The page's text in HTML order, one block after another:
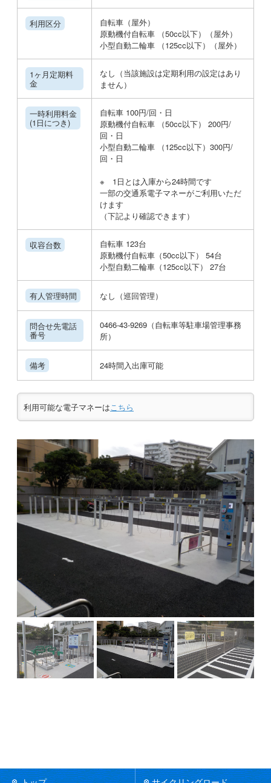
利用区分
自転車（屋外）
原動機付自転車 （50cc以下）（屋外）
小型自動二輪車 （125cc以下）（屋外）
1ヶ月定期料
金
なし（当該施設は定期利用の設定はあり
ません）
一時利用料金
(1日につき)
自転車 100円/回・日
原動機付自転車 （50cc以下） 200円/
回・日
小型自動二輪車 （125cc以下）300円/
回・日
※ 1日とは入庫から24時間です
一部の交通系電子マネーがご利用いただ
けます
（下記より確認できます）
収容台数
自転車 123台
原動機付自転車（50cc以下） 54台
小型自動二輪車（125cc以下） 27台
有人管理時間 なし（巡回管理）
問合せ先電話
番号
0466-43-9269（自転車等駐車場管理事務
所）
備考 24時間入出庫可能
利用可能な電子マネーはこちら